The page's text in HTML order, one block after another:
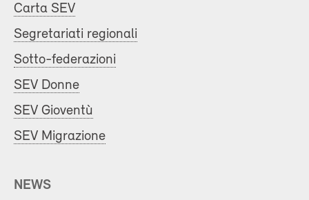
Carta SEV
Segretariati regionali
Sotto-federazioni
SEV Donne
SEV Gioventù
SEV Migrazione
NEWS